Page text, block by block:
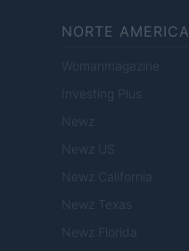
NORTE AMERICA
Womanmagazine
Investing Plus
Newz
Newz US
Newz California
Newz Texas
Newz Florida